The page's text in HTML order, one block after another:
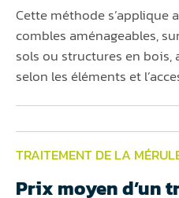
Cette méthode s’applique
combles aménageables,
sols ou structures en bois,
selon les éléments et
TRAITEMENT DE LA
Prix moyen d’un